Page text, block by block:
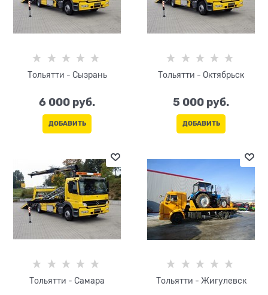
Тольятти - Сызрань
6 000 руб.
ДОБАВИТЬ
Тольятти - Октябрьск
5 000 руб.
ДОБАВИТЬ
Тольятти - Самара Тольятти - Жигулевск